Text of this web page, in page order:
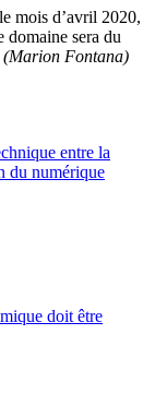
mois d’avril 2020,
domaine sera du
(Marion Fontana)
entre la
du numérique
doit être